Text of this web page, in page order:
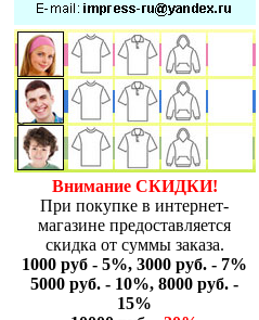
Внимание СКИДКИ!
При покупке в интернет-
магазине предоставляется
скидка от суммы заказа.
1000 руб - 5%, 3000 руб. - 7%
5000 руб. - 10%, 8000 руб. -
15%